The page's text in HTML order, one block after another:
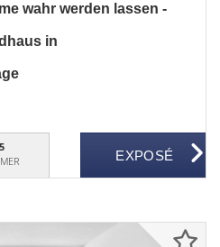
wahr werden lassen -
in
5